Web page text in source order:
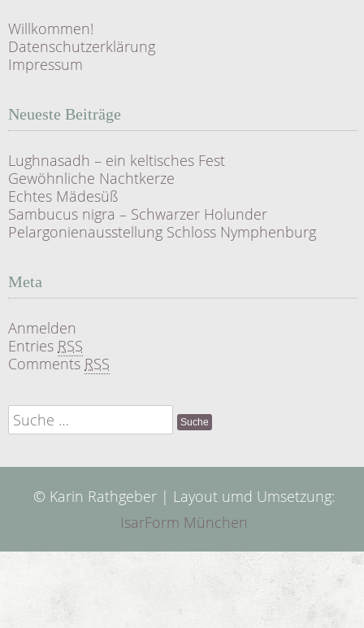
Willkommen!
Datenschutzerklärung
Impressum
Neueste Beiträge
Lughnasadh – ein keltisches Fest
Gewöhnliche Nachtkerze
Echtes Mädesüß
Sambucus nigra – Schwarzer Holunder
Pelargonienausstellung Schloss Nymphenburg
Meta
Anmelden
Entries RSS
Comments RSS
Suche
nach:
© Karin Rathgeber | Layout umd Umsetzung:
IsarForm München